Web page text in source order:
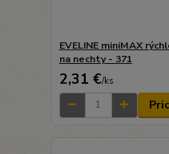
EVELINE miniMAX
na nechty - 371
2,31 €/ks